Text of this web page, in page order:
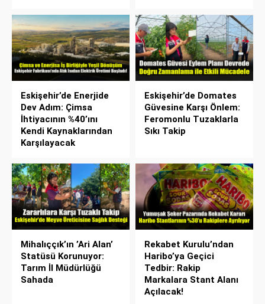
Eskişehir’de Enerjide
Dev Adım: Çimsa
İhtiyacının %40’ını
Kendi Kaynaklarından
Karşılayacak
Eskişehir’de Domates
Güvesine Karşı Önlem:
Feromonlu Tuzaklarla
Sıkı Takip
Mihalıççık’ın ’Ari Alan’
Statüsü Korunuyor:
Tarım İl Müdürlüğü
Sahada
Rekabet Kurulu’ndan
Haribo’ya Geçici
Tedbir: Rakip
Markalara Stant Alanı
Açılacak!